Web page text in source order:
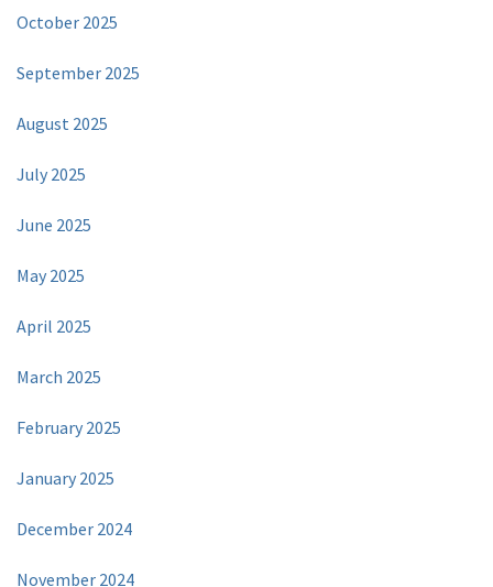
October 2025
September 2025
August 2025
July 2025
June 2025
May 2025
April 2025
March 2025
February 2025
January 2025
December 2024
November 2024